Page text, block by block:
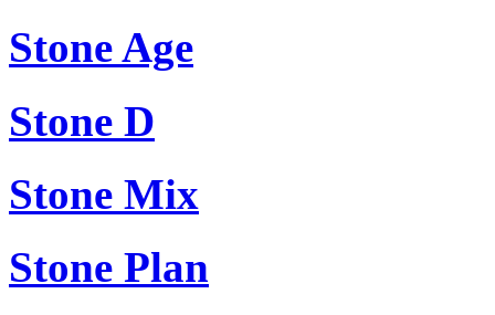
Stone Age
Stone D
Stone Mix
Stone Plan